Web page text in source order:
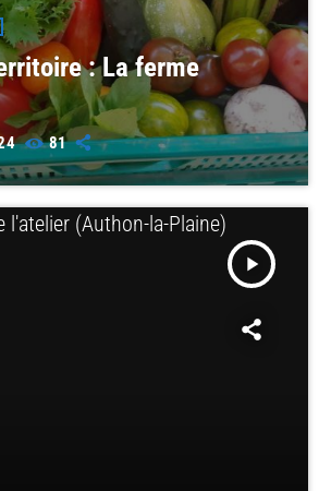
: La ferme
81
play_arrow